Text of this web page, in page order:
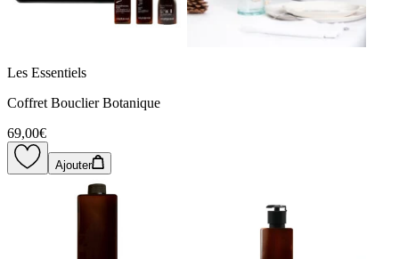
Les Essentiels
Coffret Bouclier Botanique
69,00€
Ajouter